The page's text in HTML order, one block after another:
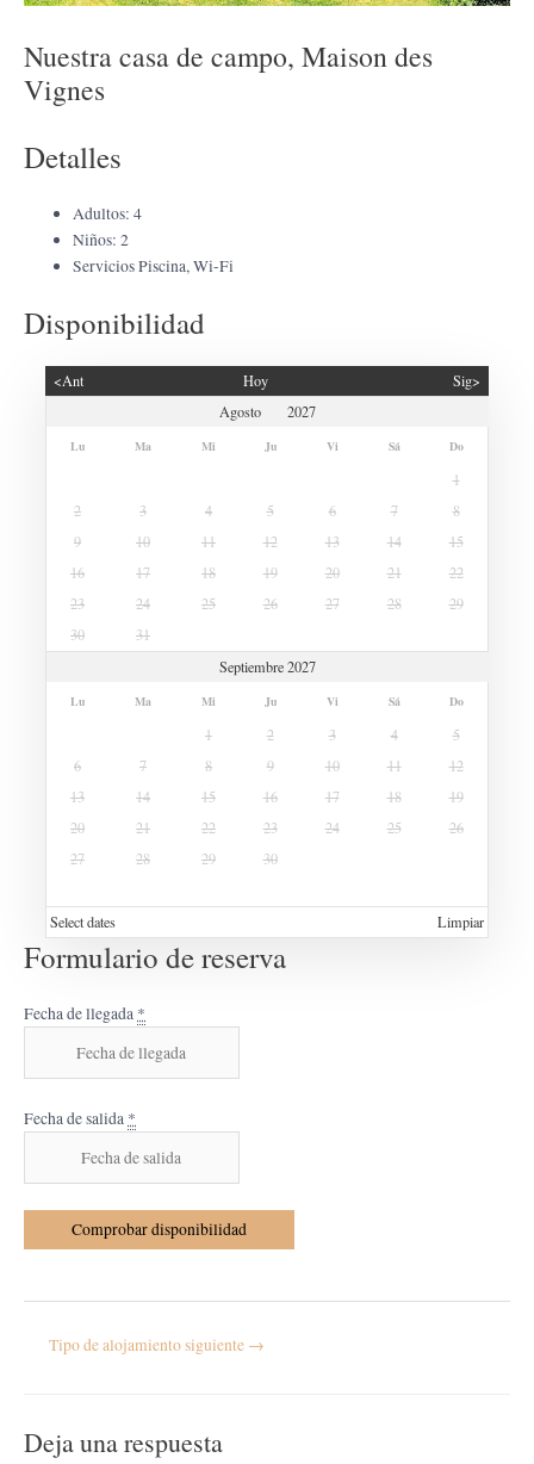
Nuestra casa de campo, Maison des
Vignes
Detalles
Adultos: 4
Niños: 2
ServiciosPiscina,Wi-Fi
Disponibilidad
<Ant Hoy Sig>
Lu Ma Mi Ju Vi Sá Do
1
2
3 4 5 6 7
8
9
10 11 12 13 14
15
16
17 18 19 20 21
22
23
24 25 26 27 28
29
30
31
Septiembre 2027
Lu Ma Mi Ju Vi Sá Do
1 2 3 4
5
6
7 8 9 10 11
12
13
14 15 16 17 18
19
20
21 22 23 24 25
26
27
28 29 30
Select dates Limpiar
Formulario de reserva
Fecha de llegada *
Fecha de salida *
Tipo de alojamiento siguiente →
Deja una respuesta